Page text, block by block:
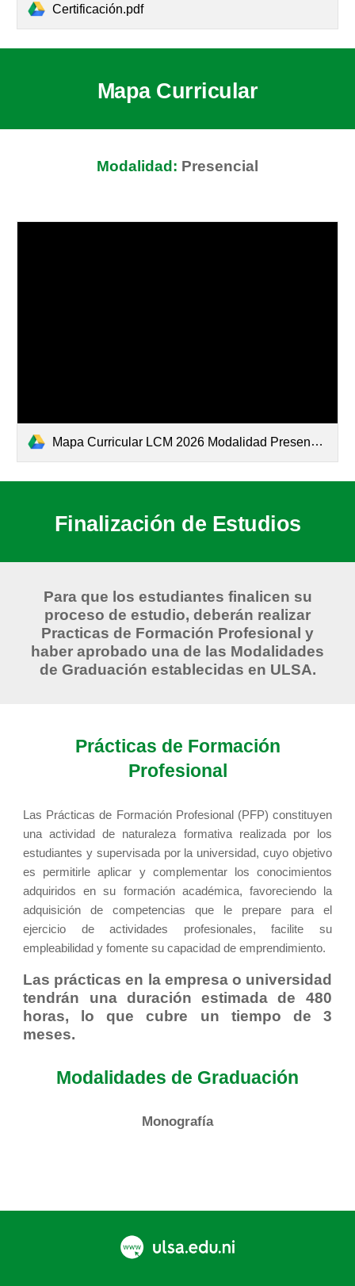
Certificación.pdf
Mapa Curricular
Modalidad: Presencial
Mapa Curricular LCM 2026 Modalidad Presencial.pdf
Finalización de Estudios
Para que los estudiantes finalicen su
proceso de estudio, deberán realizar
Practicas de Formación Profesional y
haber aprobado una de las Modalidades
de Graduación establecidas en ULSA.
Prácticas de Formación
Profesional
Las Prácticas de Formación Profesional (PFP) constituyen
una actividad de naturaleza formativa realizada por los
estudiantes y supervisada por la universidad, cuyo objetivo
es permitirle aplicar y complementar los conocimientos
adquiridos en su formación académica, favoreciendo la
adquisición de competencias que le prepare para el
ejercicio de actividades profesionales, facilite su
empleabilidad y fomente su capacidad de emprendimiento.
Las prácticas en la empresa o universidad
tendrán una duración estimada de 480
horas, lo que cubre un tiempo de 3
meses.
Modalidades de Graduación
Monografía